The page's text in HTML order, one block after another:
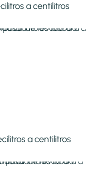
a centilitros
a centilitros